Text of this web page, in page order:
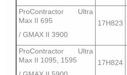
ProContractor Ultra
Max II 695
/ GMAX II 3900
17H823
ProContractor Ultra
Max II 1095, 1595
17H824